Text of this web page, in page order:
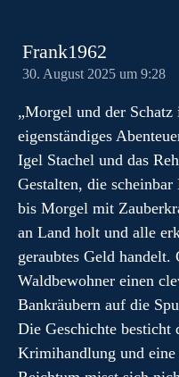
Frank1962
30. August 2025 um 9:28
„Morgel und der
eigenständiges
Igel Stachel und das
Gestalten, die
bis Morgel mit
an Land holt und alle
geraubtes Geld handelt.
Waldbewohner einen
Bankräubern auf die
Die Geschichte besticht
Krimihandlung und